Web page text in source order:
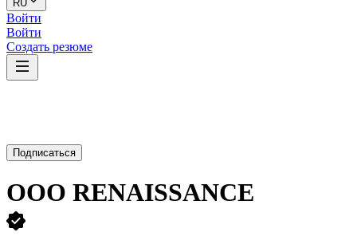
RU
Войти
Войти
Создать резюме
Подписаться
ООО RENAISSANCE